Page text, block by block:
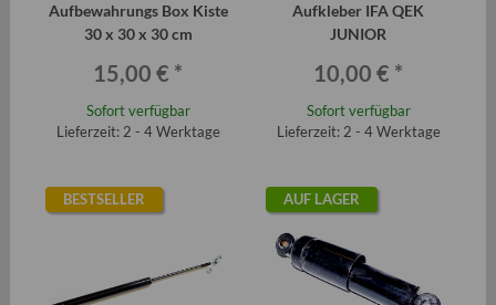
Aufbewahrungs Box Kiste
30 x 30 x 30 cm
15,00 € *
Sofort verfügbar
Lieferzeit: 2 - 4 Werktage
Aufkleber IFA QEK
JUNIOR
10,00 € *
Sofort verfügbar
Lieferzeit: 2 - 4 Werktage
BESTSELLER AUF LAGER